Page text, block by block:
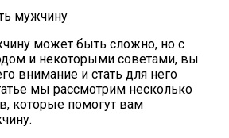
может быть сложно, но с
и некоторыми советами, вы
внимание и стать для него
мы рассмотрим несколько
которые помогут вам